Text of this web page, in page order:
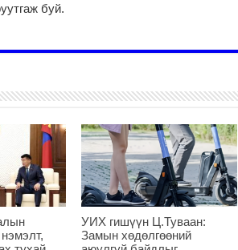
буй.
УИХ гишүүн Ц.Туваан:
Замын хөдөлгөөний